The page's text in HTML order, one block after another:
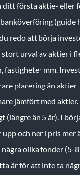
ditt första aktie- eller
redo att börja
urval av aktier i
fastigheter mm.
placering än
jämfört med
(längre än 5 år). I
upp och ner i pris
några olika fonder
är för att inte ta